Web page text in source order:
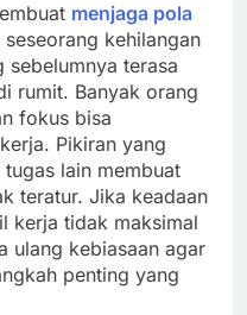
menjaga pola
kehilangan
sebelumnya terasa
rumit. Banyak orang
fokus bisa
Pikiran yang
lain membuat
teratur. Jika keadaan
kerja tidak maksimal
ulang kebiasaan agar
penting yang